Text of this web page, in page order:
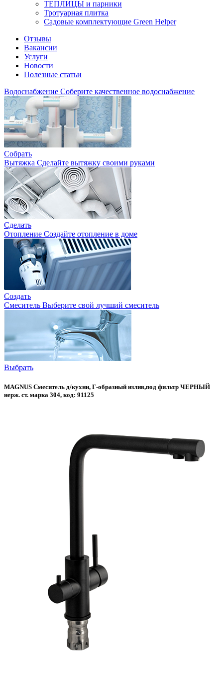
ТЕПЛИЦЫ и парники
Тротуарная плитка
Садовые комплектующие Green Helper
Отзывы
Вакансии
Услуги
Новости
Полезные статьи
Водоснабжение Соберите качественное водоснабжение
Собрать
Вытяжка Сделайте вытяжку своими руками
Сделать
Отопление Создайте отопление в доме
Создать
Смеситель Выберите свой лучший смеситель
Выбрать
MAGNUS Смеситель д/кухни, Г-образный излив,под фильтр ЧЕРНЫЙ
нерж. ст. марка 304, код: 91125